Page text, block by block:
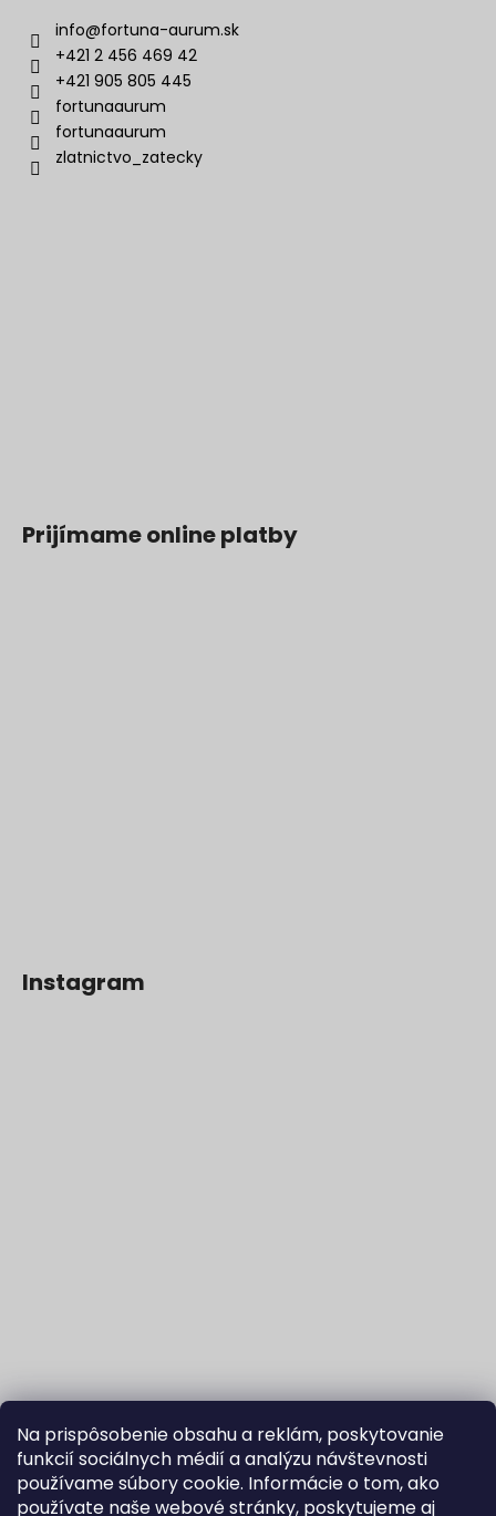
Na prispôsobenie obsahu a reklám, poskytovanie
funkcií sociálnych médií a analýzu návštevnosti
používame súbory cookie. Informácie o tom, ako
používate naše webové stránky, poskytujeme aj
info@fortuna-aurum.sk
+421 2 456 469 42
+421 905 805 445
fortunaaurum
fortunaaurum
zlatnictvo_zatecky
Prijímame online platby
Instagram